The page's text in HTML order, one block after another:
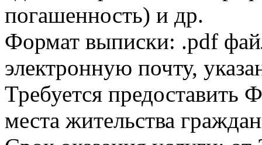
погашенность) и др.
Формат выписки: .pdf
электронную почту,
Требуется
места жительства